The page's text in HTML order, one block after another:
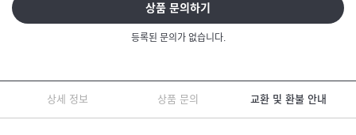
상품 문의하기
등록된 문의가 없습니다.
상세 정보 상품 문의 교환 및 환불 안내